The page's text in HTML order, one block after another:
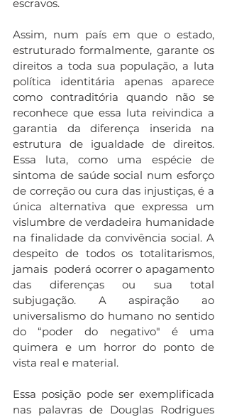
escravos.
Assim, num país em que o estado,
estruturado formalmente, garante os
direitos a toda sua população, a luta
política identitária apenas aparece
como contraditória quando não se
reconhece que essa luta reivindica a
garantia da diferença inserida na
estrutura de igualdade de direitos.
Essa luta, como uma espécie de
sintoma de saúde social num esforço
de correção ou cura das injustiças, é a
única alternativa que expressa um
vislumbre de verdadeira humanidade
na finalidade da convivência social. A
despeito de todos os totalitarismos,
jamais  poderá ocorrer o apagamento
das diferenças ou sua total
subjugação. A aspiração ao
universalismo do humano no sentido
do “poder do negativo" é uma
quimera e um horror do ponto de
vista real e material.
Essa posição pode ser exemplificada
nas palavras de Douglas Rodrigues